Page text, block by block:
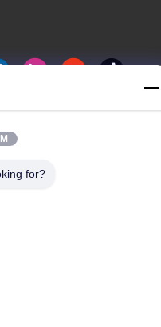
|
แผนผังเว็บไซต์
for?